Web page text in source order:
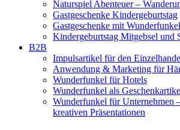
Naturspiel Abenteuer –
Gastgeschenke Kindergeburtstag
Gastgeschenke mit
Kindergeburtstag Mitgebsel und
B2B
Impulsartikel für den
Anwendung & Marketing für
Wunderfunkel für Hotels
Wunderfunkel als
Wunderfunkel für Unternehmen
kreativen Präsentationen